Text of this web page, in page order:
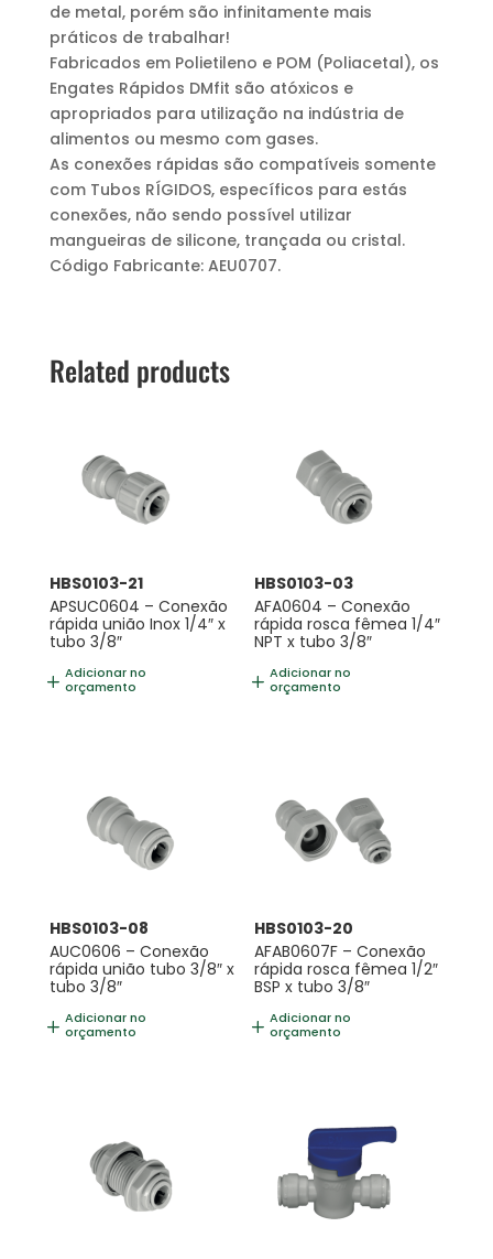
de metal, porém são infinitamente mais
práticos de trabalhar!
Fabricados em Polietileno e POM (Poliacetal), os
Engates Rápidos DMfit são atóxicos e
apropriados para utilização na indústria de
alimentos ou mesmo com gases.
As conexões rápidas são compatíveis somente
com Tubos RÍGIDOS, específicos para estás
conexões, não sendo possível utilizar
mangueiras de silicone, trançada ou cristal.
Código Fabricante: AEU0707.
Related products
HBS0103-21
APSUC0604 – Conexão
rápida união Inox 1/4″ x
tubo 3/8″
Adicionar no
orçamento
HBS0103-03
AFA0604 – Conexão
rápida rosca fêmea 1/4″
NPT x tubo 3/8″
Adicionar no
orçamento
HBS0103-08
AUC0606 – Conexão
rápida união tubo 3/8″ x
tubo 3/8″
Adicionar no
orçamento
HBS0103-20
AFAB0607F – Conexão
rápida rosca fêmea 1/2″
BSP x tubo 3/8″
Adicionar no
orçamento